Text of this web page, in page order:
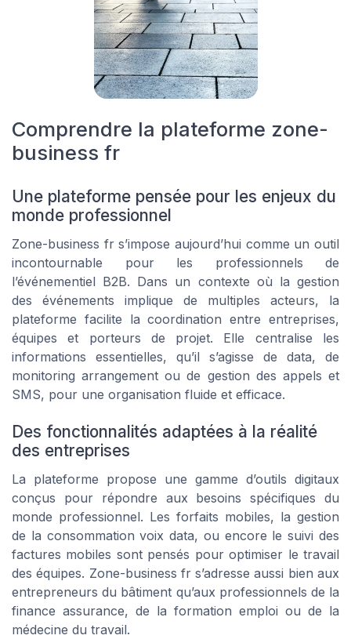
Comprendre la plateforme zone-
business fr
Une plateforme pensée pour les enjeux du
monde professionnel
Zone-business fr s’impose aujourd’hui comme un outil
incontournable pour les professionnels de
l’événementiel B2B. Dans un contexte où la gestion
des événements implique de multiples acteurs, la
plateforme facilite la coordination entre entreprises,
équipes et porteurs de projet. Elle centralise les
informations essentielles, qu’il s’agisse de data, de
monitoring arrangement ou de gestion des appels et
SMS, pour une organisation fluide et efficace.
Des fonctionnalités adaptées à la réalité
des entreprises
La plateforme propose une gamme d’outils digitaux
conçus pour répondre aux besoins spécifiques du
monde professionnel. Les forfaits mobiles, la gestion
de la consommation voix data, ou encore le suivi des
factures mobiles sont pensés pour optimiser le travail
des équipes. Zone-business fr s’adresse aussi bien aux
entrepreneurs du bâtiment qu’aux professionnels de la
finance assurance, de la formation emploi ou de la
médecine du travail.